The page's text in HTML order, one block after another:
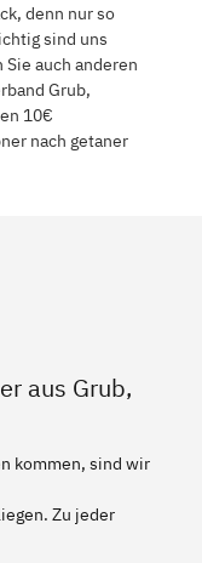
denn nur so
sind uns
auch anderen
Grub,
10€
nach getaner
aus Grub,
kommen, sind wir
Zu jeder